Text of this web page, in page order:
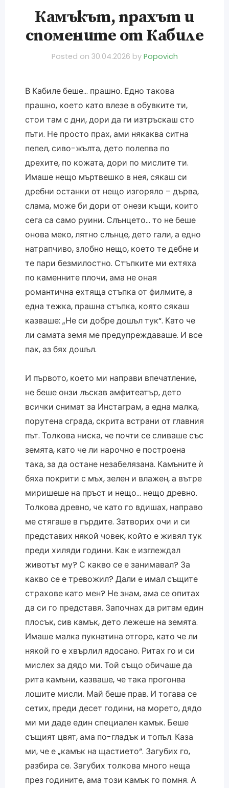
Камъкът, прахът и
спомените от Кабиле
Posted on 30.04.2026 by Popovich
В Кабиле беше… прашно. Едно такова
прашно, което като влезе в обувките ти,
стои там с дни, дори да ги изтръскаш сто
пъти. Не просто прах, ами някаква ситна
пепел, сиво-жълта, дето полепва по
дрехите, по кожата, дори по мислите ти.
Имаше нещо мъртвешко в нея, сякаш си
дребни останки от нещо изгоряло – дърва,
слама, може би дори от онези къщи, които
сега са само руини. Слънцето… то не беше
онова меко, лятно слънце, дето гали, а едно
натрапчиво, злобно нещо, което те дебне и
те пари безмилостно. Стъпките ми ехтяха
по каменните плочи, ама не оная
романтична ехтяща стъпка от филмите, а
една тежка, прашна стъпка, която сякаш
казваше: „Не си добре дошъл тук“. Като че
ли самата земя ме предупреждаваше. И все
пак, аз бях дошъл.
И първото, което ми направи впечатление,
не беше онзи лъскав амфитеатър, дето
всички снимат за Инстаграм, а една малка,
порутена сграда, скрита встрани от главния
път. Толкова ниска, че почти се сливаше със
земята, като че ли нарочно е построена
така, за да остане незабелязана. Камъните ѝ
бяха покрити с мъх, зелен и влажен, а вътре
миришеше на пръст и нещо… нещо древно.
Толкова древно, че като го вдишах, направо
ме стягаше в гърдите. Затворих очи и си
представих някой човек, който е живял тук
преди хиляди години. Как е изглеждал
животът му? С какво се е занимавал? За
какво се е тревожил? Дали е имал същите
страхове като мен? Не знам, ама се опитах
да си го представя. Започнах да ритам един
плосък, сив камък, дето лежеше на земята.
Имаше малка пукнатина отгоре, като че ли
някой го е хвърлил ядосано. Ритах го и си
мислех за дядо ми. Той също обичаше да
рита камъни, казваше, че така прогонва
лошите мисли. Май беше прав. И тогава се
сетих, преди десет години, на морето, дядо
ми ми даде един специален камък. Беше
същият цвят, ама по-гладък и топъл. Каза
ми, че е „камък на щастието“. Загубих го,
разбира се. Загубих толкова много неща
през годините, ама този камък го помня. А